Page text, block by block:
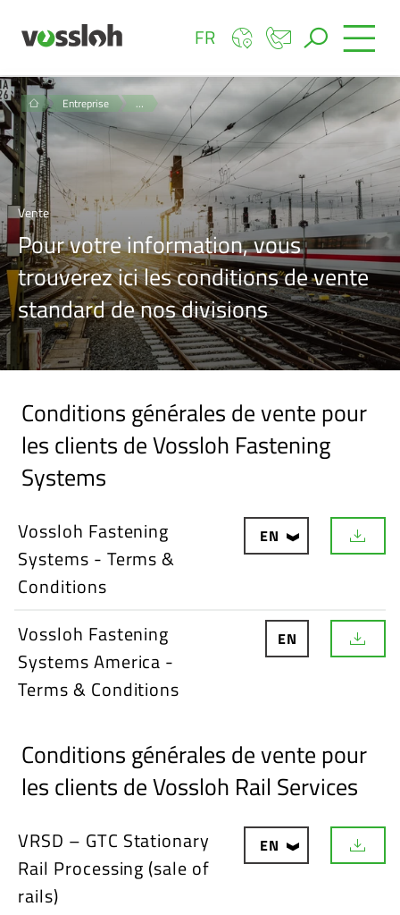
FR
Entreprise …
Vente
Pour votre information, vous
trouverez ici les conditions de vente
standard de nos divisions
Conditions générales de vente pour
les clients de Vossloh Fastening
Systems
Vossloh Fastening
Systems - Terms &
Conditions
EN
D
o
o
a
d
Vossloh Fastening
Systems America -
Terms & Conditions
EN
D
o
d
Conditions générales de vente pour
les clients de Vossloh Rail Services
VRSD – GTC Stationary
Rail Processing (sale of
rails)
EN
D
o